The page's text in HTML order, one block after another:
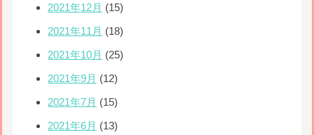
2021年12月 (15)
2021年11月 (18)
2021年10月 (25)
2021年9月 (12)
2021年7月 (15)
2021年6月 (13)